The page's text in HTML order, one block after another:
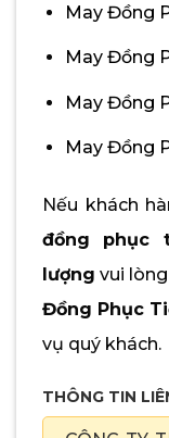
May Đồng
May Đồng
May Đồng
May Đồng
Nếu khách
đồng phục
lượng vui
Đồng Phục
vụ quý khách.
THÔNG TIN